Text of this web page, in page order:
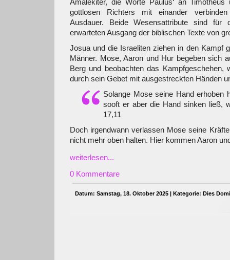
Amalekiter, die Worte Paulus‘ an
gottlosen Richters mit einander
Ausdauer. Beide Wesensattribute sind für
erwarteten Ausgang der biblischen Texte von
Josua und die Israeliten ziehen in den Kampf
Männer. Mose, Aaron und Hur begeben sich
Berg und beobachten das Kampfgeschehen,
durch sein Gebet mit ausgestreckten Händen
Solange Mose seine Hand erhoben
sooft er aber die Hand sinken ließ,
17,11
Doch irgendwann verlassen Mose seine
nicht mehr oben halten. Hier kommen Aaron
weiterlesen...
0 Kommentare
Datum: Samstag, 18. Oktober 2025 | Kategorie: Dies